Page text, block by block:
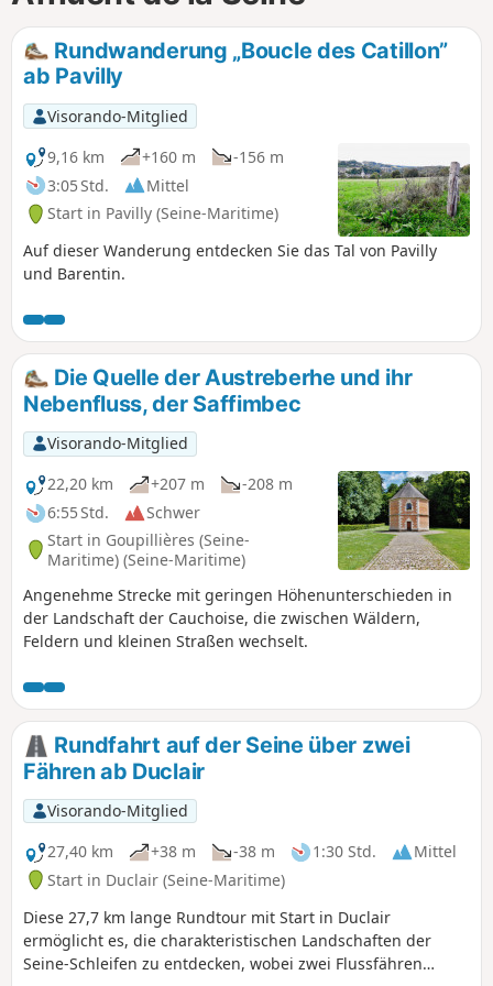
Rundwanderung „Boucle des Catillon”
ab Pavilly
Visorando-Mitglied
9,16 km
+160 m
-156 m
3:05 Std.
Mittel
Start in Pavilly (Seine-Maritime)
Auf dieser Wanderung entdecken Sie das Tal von Pavilly
und Barentin.
Die Quelle der Austreberhe und ihr
Nebenfluss, der Saffimbec
Visorando-Mitglied
22,20 km
+207 m
-208 m
6:55 Std.
Schwer
Start in Goupillières (Seine-
Maritime) (Seine-Maritime)
Angenehme Strecke mit geringen Höhenunterschieden in
der Landschaft der Cauchoise, die zwischen Wäldern,
Feldern und kleinen Straßen wechselt.
Rundfahrt auf der Seine über zwei
Fähren ab Duclair
Visorando-Mitglied
27,40 km
+38 m -38 m 1:30 Std.
Mittel
Start in Duclair (Seine-Maritime)
Diese 27,7 km lange Rundtour mit Start in Duclair
ermöglicht es, die charakteristischen Landschaften der
Seine-Schleifen zu entdecken, wobei zwei Flussfähren